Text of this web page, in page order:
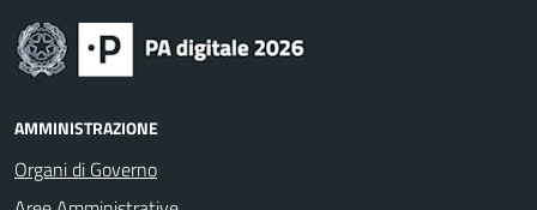
AMMINISTRAZIONE
Organi di Governo